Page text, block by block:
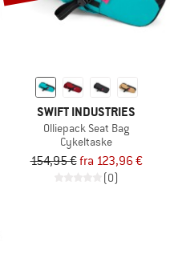
SWIFT INDUSTRIES
Olliepack Seat Bag
Cykeltaske
154,95 €fra 123,96 €
(0)